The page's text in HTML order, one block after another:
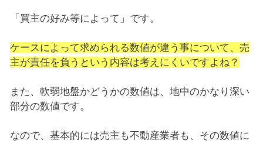
「買主の好み等によって」です。
ケースによって求められる数値が違う事について、売
主が責任を負うという内容は考えにくいですよね？
また、軟弱地盤かどうかの数値は、地中のかなり深い
部分の数値です。
なので、基本的には売主も不動産業者も、その数値に